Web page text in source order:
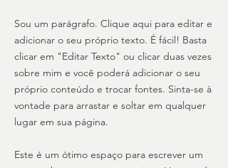
Sou um parágrafo. Clique aqui para editar e
adicionar o seu próprio texto. É fácil! Basta
clicar em "Editar Texto" ou clicar duas vezes
sobre mim e você poderá adicionar o seu
próprio conteúdo e trocar fontes. Sinta-se à
vontade para arrastar e soltar em qualquer
lugar em sua página.
Este é um ótimo espaço para escrever um